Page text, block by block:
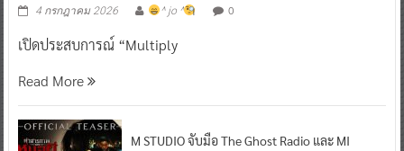
4 กรกฎาคม 2026 ^ jo ^ 0
เปิดประสบการณ์ “Multiply
Read More
M STUDIO จับมือ The Ghost Radio และ MI